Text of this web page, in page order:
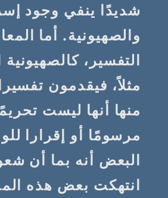
شديدًا ينفي وجود
والصهيونية. أما
التفسير، كالصهيونية
مثلاً، فيقدمون
منها أنها ليست
مرسومًا أو إقرارا
البعض أنه بما أن
انتهكت بعض هذه